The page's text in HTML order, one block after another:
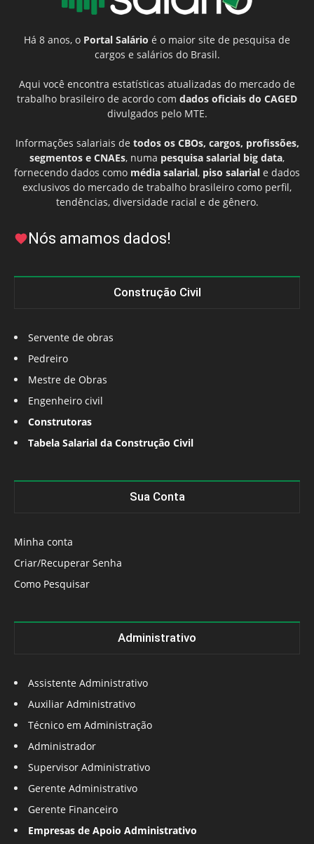
Há 8 anos, o Portal Salário é o maior site de pesquisa de
cargos e salários do Brasil.
Aqui você encontra estatísticas atualizadas do mercado de
trabalho brasileiro de acordo com dados oficiais do CAGED
divulgados pelo MTE.
Informações salariais de todos os CBOs, cargos, profissões,
segmentos e CNAEs, numa pesquisa salarial big data,
fornecendo dados como média salarial, piso salarial e dados
exclusivos do mercado de trabalho brasileiro como perfil,
tendências, diversidade racial e de gênero.
Nós amamos dados!
Construção Civil
Servente de obras
Pedreiro
Mestre de Obras
Engenheiro civil
Construtoras
Tabela Salarial da Construção Civil
Sua Conta
Minha conta
Criar/Recuperar Senha
Como Pesquisar
Administrativo
Assistente Administrativo
Auxiliar Administrativo
Técnico em Administração
Administrador
Supervisor Administrativo
Gerente Administrativo
Gerente Financeiro
Empresas de Apoio Administrativo